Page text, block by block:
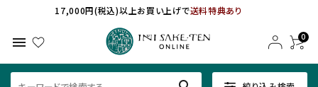
17,000円(税込)以上お買い上げで送料特典あり
menu 0